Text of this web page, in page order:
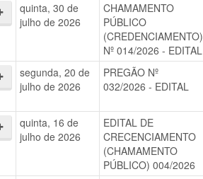
quinta, 30 de
julho de 2026
CHAMAMENTO
PÚBLICO
(CREDENCIAMENTO)
Nº 014/2026 - EDITAL
segunda, 20 de
julho de 2026
PREGÃO Nº
032/2026 - EDITAL
quinta, 16 de
julho de 2026
EDITAL DE
CRECENCIAMENTO
(CHAMAMENTO
PÚBLICO) 004/2026